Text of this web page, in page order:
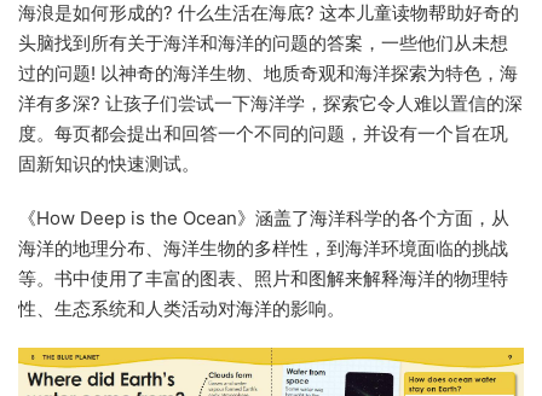
海浪是如何形成的? 什么生活在海底? 这本儿童读物帮助好奇的
头脑找到所有关于海洋和海洋的问题的答案，一些他们从未想
过的问题! 以神奇的海洋生物、地质奇观和海洋探索为特色，海
洋有多深? 让孩子们尝试一下海洋学，探索它令人难以置信的深
度。每页都会提出和回答一个不同的问题，并设有一个旨在巩
固新知识的快速测试。
《How Deep is the Ocean》涵盖了海洋科学的各个方面，从
海洋的地理分布、海洋生物的多样性，到海洋环境面临的挑战
等。书中使用了丰富的图表、照片和图解来解释海洋的物理特
性、生态系统和人类活动对海洋的影响。